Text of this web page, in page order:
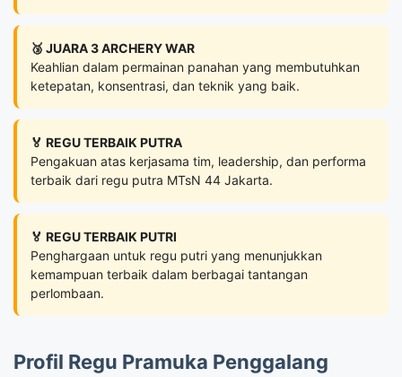
🥉 JUARA 3 ARCHERY WAR
Keahlian dalam permainan panahan yang membutuhkan
ketepatan, konsentrasi, dan teknik yang baik.
🏅 REGU TERBAIK PUTRA
Pengakuan atas kerjasama tim, leadership, dan performa
terbaik dari regu putra MTsN 44 Jakarta.
🏅 REGU TERBAIK PUTRI
Penghargaan untuk regu putri yang menunjukkan
kemampuan terbaik dalam berbagai tantangan
perlombaan.
Profil Regu Pramuka Penggalang